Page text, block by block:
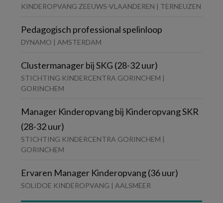
KINDEROPVANG ZEEUWS-VLAANDEREN | TERNEUZEN
Pedagogisch professional spelinloop
DYNAMO | AMSTERDAM
Clustermanager bij SKG (28-32 uur)
STICHTING KINDERCENTRA GORINCHEM |
GORINCHEM
Manager Kinderopvang bij Kinderopvang SKR
(28-32 uur)
STICHTING KINDERCENTRA GORINCHEM |
GORINCHEM
Ervaren Manager Kinderopvang (36 uur)
SOLIDOE KINDEROPVANG | AALSMEER